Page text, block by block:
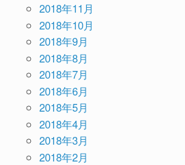
2018年11月
2018年10月
2018年9月
2018年8月
2018年7月
2018年6月
2018年5月
2018年4月
2018年3月
2018年2月